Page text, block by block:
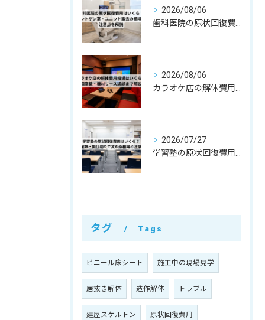
2026/08/06
2026/08/06
2026/07/27
タグ Tags
ビニール床シート 施工中の現場見学
居抜き解体 造作解体 トラブル
建屋スケルトン 原状回復費用